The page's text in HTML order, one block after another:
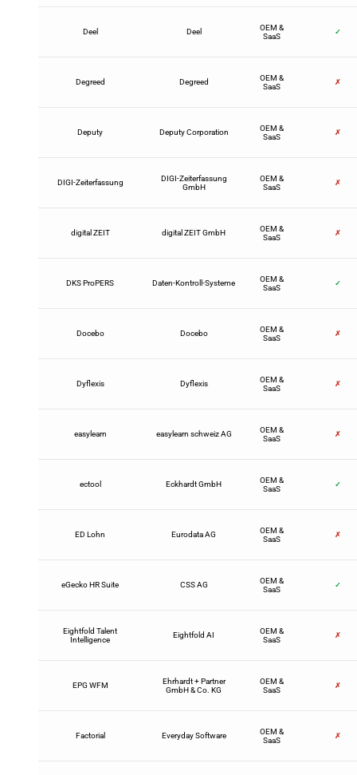
Deel Deel
OEM &
SaaS
✓
Degreed Degreed
OEM &
SaaS
✗
Deputy Deputy Corporation
OEM &
SaaS
✗
DIGI-Zeiterfassung
DIGI-Zeiterfassung
GmbH
OEM &
SaaS
✗
digital ZEIT digital ZEIT GmbH
OEM &
SaaS
✗
DKS ProPERS Daten-Kontroll-Systeme
OEM &
SaaS
✓
Docebo Docebo
OEM &
SaaS
✗
Dyflexis Dyflexis
OEM &
SaaS
✗
easylearn easylearn schweiz AG
OEM &
SaaS
✗
ectool Eckhardt GmbH
OEM &
SaaS
✓
ED Lohn Eurodata AG
OEM &
SaaS
✗
eGecko HR Suite CSS AG
OEM &
SaaS
✓
Eightfold Talent
Intelligence
Eightfold AI
OEM &
SaaS
✗
EPG WFM
Ehrhardt + Partner
GmbH & Co. KG
OEM &
SaaS
✗
Factorial Everyday Software
OEM &
SaaS
✗